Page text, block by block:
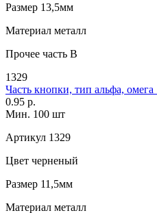
Размер 13,5мм
Материал металл
Прочее часть B
1329
Часть кнопки, тип альфа,
0.95 р.
Мин. 100 шт
Артикул 1329
Цвет черненый
Размер 11,5мм
Материал металл